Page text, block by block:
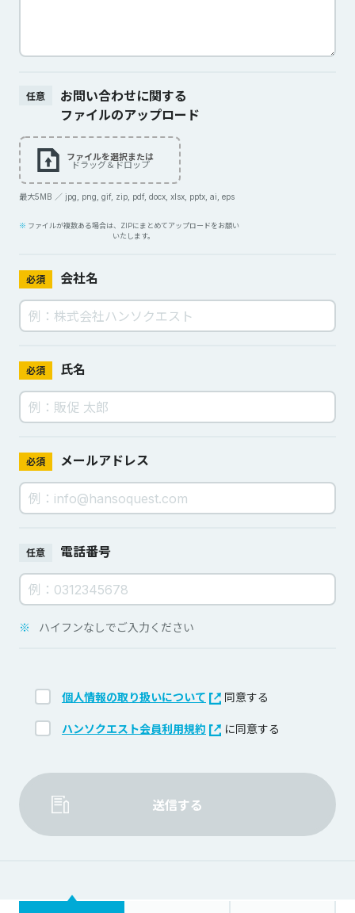
任意
お問い合わせに関する
ファイルのアップロード
ファイルを選択または
ドラッグ＆ドロップ
最大5MB ／ jpg, png, gif, zip, pdf, docx, xlsx, pptx, ai, eps
ファイルが複数ある場合は、ZIPにまとめてアップロードをお願い
いたします。
必須 会社名
必須 氏名
必須 メールアドレス
任意 電話番号
※ ハイフンなしでご入力ください
個人情報の取り扱いについて 同意する
ハンソクエスト会員利用規約 に同意する
送信する